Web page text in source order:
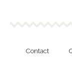
Contact